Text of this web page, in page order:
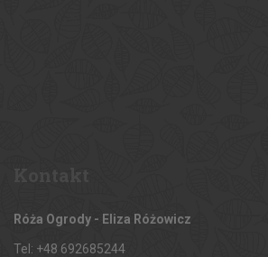
Róża Ogrody - Eliza Różowicz
Tel: +48 692685244